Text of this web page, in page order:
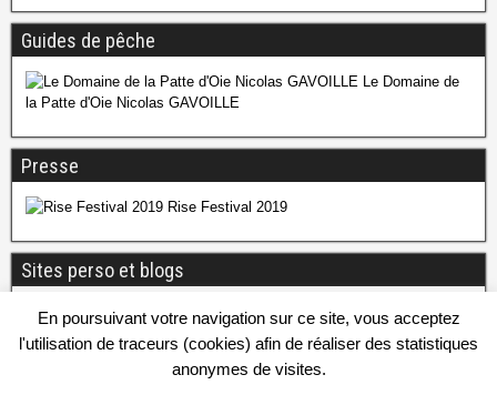
Guides de pêche
Le Domaine de
la Patte d'Oie Nicolas GAVOILLE
Presse
Rise Festival 2019
Sites perso et blogs
Atout Pêcheur
JP Dessaigne
Le blog de Cyril
En poursuivant votre navigation sur ce site, vous acceptez
l'utilisation de traceurs (cookies) afin de réaliser des statistiques
anonymes de visites.